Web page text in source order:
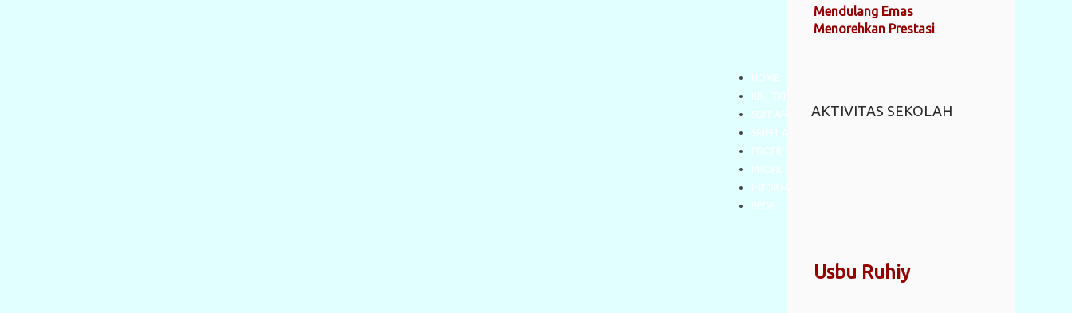
HOME
KB - TKIT AR RAHMAN
SDIT AR RAHMAN
SMPIT AR RAHMAN
PROFIL YAYASAN
PROFIL SEKOLAH
INFORMASI
PPDB
Mendulang Emas
Menorehkan Prestasi
AKTIVITAS SEKOLAH
Usbu Ruhiy